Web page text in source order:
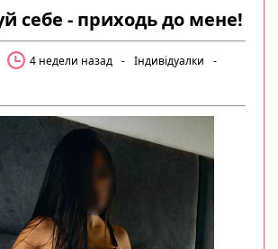
Реєстрація
РУС|
УКР
Створити оголошення
себе - приходь до мене!
4 недели назад - Індивідуалки
-